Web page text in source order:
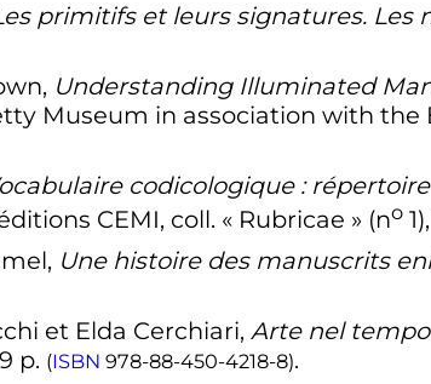
primitifs et leurs signatures. Les
, Understanding Illuminated
Museum in association with the
codicologique :
CEMI, coll. « Rubricae » (no1),
, Une histoire des manuscrits
et Elda Cerchiari, Arte nel
p. (ISBN 978-88-450-4218-8).